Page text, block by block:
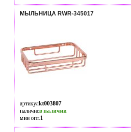
МЫЛЬНИЦА RWR-345017
артикулkt003807
наличиев наличии
мин опт.1